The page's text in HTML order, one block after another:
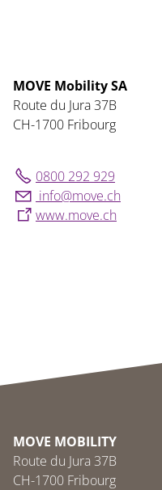
MOVE Mobility SA
Route du Jura 37B
CH-1700 Fribourg
0800 292 929
nf
m v
ch
www.move.ch
MOVE MOBILITY
Route du Jura 37B
CH-1700 Fribourg